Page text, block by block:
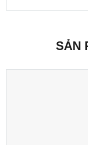
SẢN